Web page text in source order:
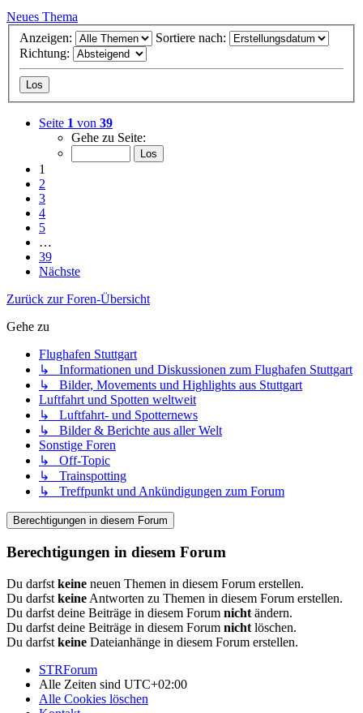
Neues Thema
Anzeigen:
Sortiere nach:
Richtung:
Seite 1 von 39
Gehe zu Seite:
1
2
3
4
5
…
39
Nächste
Zurück zur Foren-Übersicht
Gehe zu
Flughafen Stuttgart
↳ Informationen und Diskussionen zum Flughafen Stuttgart
↳ Bilder, Movements und Highlights aus Stuttgart
Luftfahrt und Spotten weltweit
↳ Luftfahrt- und Spotternews
↳ Bilder & Berichte aus aller Welt
Sonstige Foren
↳ Off-Topic
↳ Trainspotting
↳ Treffpunkt und Ankündigungen zum Forum
Berechtigungen in diesem Forum
Berechtigungen in diesem Forum
Du darfst keine neuen Themen in diesem Forum erstellen.
Du darfst keine Antworten zu Themen in diesem Forum erstellen.
Du darfst deine Beiträge in diesem Forum nicht ändern.
Du darfst deine Beiträge in diesem Forum nicht löschen.
Du darfst keine Dateianhänge in diesem Forum erstellen.
STRForum
Alle Zeiten sind UTC+02:00
Alle Cookies löschen